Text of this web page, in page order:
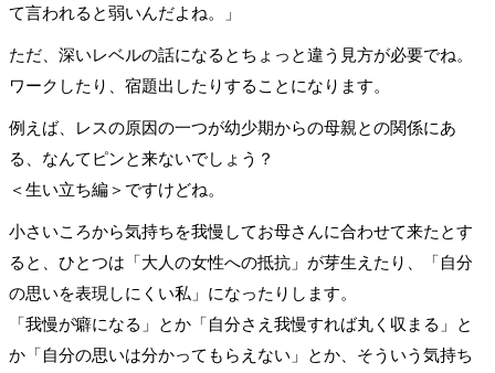
て言われると弱いんだよね。」
ただ、深いレベルの話になるとちょっと違う見方が必要でね。
ワークしたり、宿題出したりすることになります。
例えば、レスの原因の一つが幼少期からの母親との関係にあ
る、なんてピンと来ないでしょう？
＜生い立ち編＞ですけどね。
小さいころから気持ちを我慢してお母さんに合わせて来たとす
ると、ひとつは「大人の女性への抵抗」が芽生えたり、「自分
の思いを表現しにくい私」になったりします。
「我慢が癖になる」とか「自分さえ我慢すれば丸く収まる」と
か「自分の思いは分かってもらえない」とか、そういう気持ち